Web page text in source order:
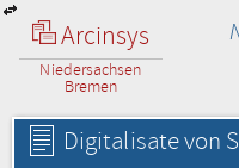
Arcinsys
Niedersachsen
Bremen
Digitalisate von